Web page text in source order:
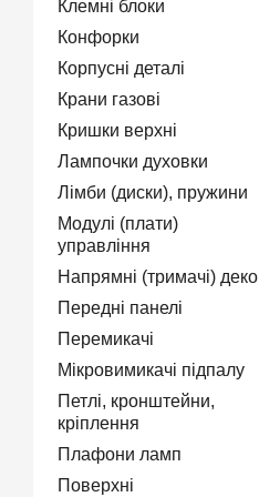
Клемні блоки
Конфорки
Корпусні деталі
Крани газові
Кришки верхні
Лампочки духовки
Лімби (диски), пружини
Модулі (плати)
управління
Напрямні (тримачі) деко
Передні панелі
Перемикачі
Мікровимикачі підпалу
Петлі, кронштейни,
кріплення
Плафони ламп
Поверхні